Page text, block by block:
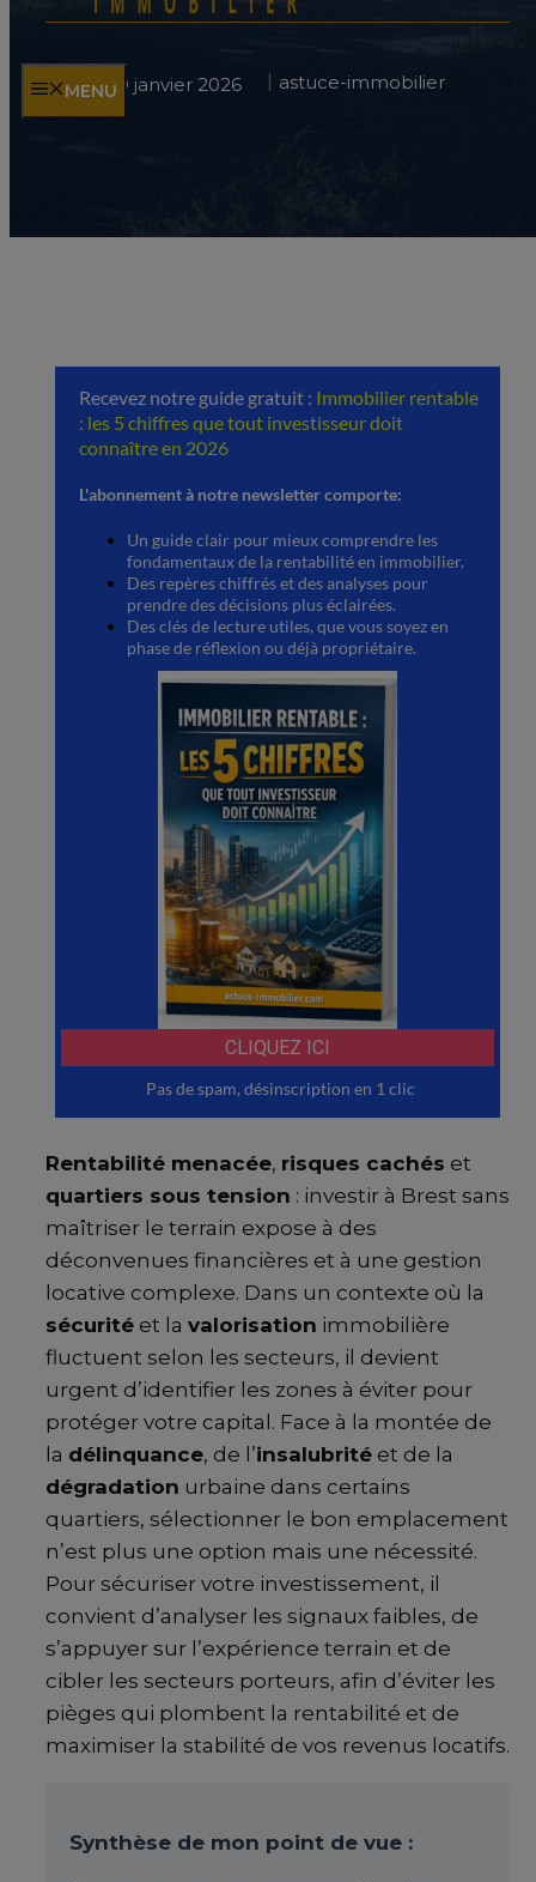
MENU19 janvier 2026 astuce-immobilier
Rentabilité menacée, risques cachés et
quartiers sous tension : investir à Brest sans
maîtriser le terrain expose à des
déconvenues financières et à une gestion
locative complexe. Dans un contexte où la
sécurité et la valorisation immobilière
fluctuent selon les secteurs, il devient
urgent d’identifier les zones à éviter pour
protéger votre capital. Face à la montée de
la délinquance, de l’insalubrité et de la
dégradation urbaine dans certains
quartiers, sélectionner le bon emplacement
n’est plus une option mais une nécessité.
Pour sécuriser votre investissement, il
convient d’analyser les signaux faibles, de
s’appuyer sur l’expérience terrain et de
cibler les secteurs porteurs, afin d’éviter les
pièges qui plombent la rentabilité et de
maximiser la stabilité de vos revenus locatifs.
Synthèse de mon point de vue :